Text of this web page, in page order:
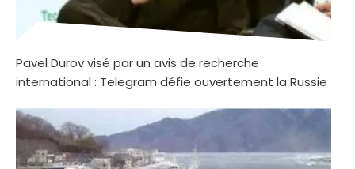
Pavel Durov visé par un avis de recherche
international : Telegram défie ouvertement la Russie